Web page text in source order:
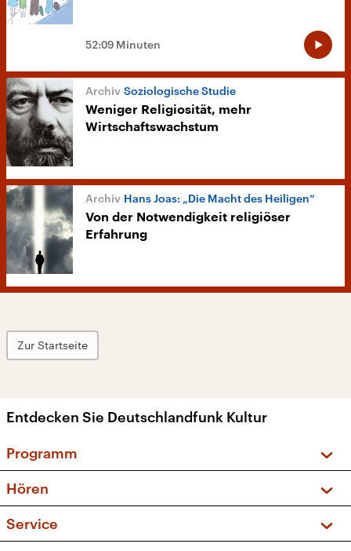
52:09 Minuten
Soziologische Studie
Weniger Religiosität, mehr
Wirtschaftswachstum
Hans Joas: „Die Macht des Heiligen“
Von der Notwendigkeit religiöser
Erfahrung
Zur Startseite
Entdecken Sie Deutschlandfunk Kultur
Programm
Sendungen und Podcasts
Musikliste
Hören
Frequenzen (UKW + DAB+)
Service